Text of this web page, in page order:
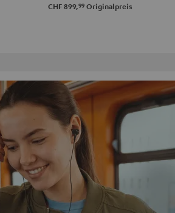
CHF 899,99 Originalpreis